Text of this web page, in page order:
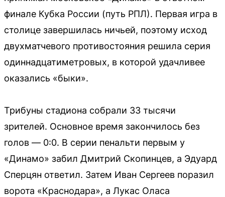
финале Кубка России (путь РПЛ). Первая игра в
столице завершилась ничьей, поэтому исход
двухматчевого противостояния решила серия
одиннадцатиметровых, в которой удачливее
оказались «быки».
Трибуны стадиона собрали 33 тысячи
зрителей. Основное время закончилось без
голов — 0:0. В серии пенальти первым у
«Динамо» забил Дмитрий Скопинцев, а Эдуард
Сперцян ответил. Затем Иван Сергеев поразил
ворота «Краснодара», а Лукас Оласа